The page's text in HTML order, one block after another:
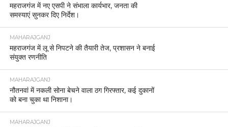
महराजगंज में नए एसपी ने संभाला कार्यभार, जनता की
समस्याएं सुनकर दिए निर्देश।
MAHARAJGANJ
महराजगंज में लू से निपटने की तैयारी तेज, प्रशासन ने बनाई
संयुक्त रणनीति
MAHARAJGANJ
नौतनवां में नकली सोना बेचने वाला ठग गिरफ्तार, कई दुकानों
को बना चुका था निशाना।
MAHARAJGANJ